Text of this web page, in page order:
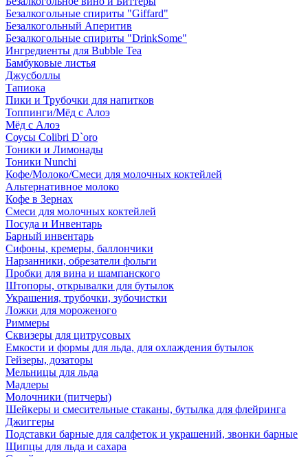
Безалкогольные спириты "Giffard"
Безалкогольный Аперитив
Безалкогольные спириты "DrinkSome"
Ингредиенты для Bubble Tea
Бамбуковые листья
Джусболлы
Тапиока
Пики и Трубочки для напитков
Топпинги/Мёд с Алоэ
Мёд с Алоэ
Соусы Colibri D`oro
Тоники и Лимонады
Тоники Nunchi
Кофе/Молоко/Смеси для молочных коктейлей
Альтернативное молоко
Кофе в Зернах
Смеси для молочных коктейлей
Посуда и Инвентарь
Барный инвентарь
Сифоны, кремеры, баллончики
Нарзанники, обрезатели фольги
Пробки для вина и шампанского
Штопоры, открывалки для бутылок
Украшения, трубочки, зубочистки
Ложки для мороженого
Риммеры
Сквизеры для цитрусовых
Емкости и формы для льда, для охлаждения бутылок
Гейзеры, дозаторы
Мельницы для льда
Мадлеры
Молочники (питчеры)
Шейкеры и смесительные стаканы, бутылка для флейринга
Джиггеры
Подставки барные для салфеток и украшений, звонки барные
Щипцы для льда и сахара